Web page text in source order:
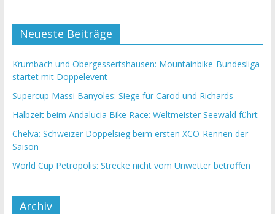
Neueste Beiträge
Krumbach und Obergessertshausen: Mountainbike-Bundesliga
startet mit Doppelevent
Supercup Massi Banyoles: Siege für Carod und Richards
Halbzeit beim Andalucia Bike Race: Weltmeister Seewald führt
Chelva: Schweizer Doppelsieg beim ersten XCO-Rennen der
Saison
World Cup Petropolis: Strecke nicht vom Unwetter betroffen
Archiv